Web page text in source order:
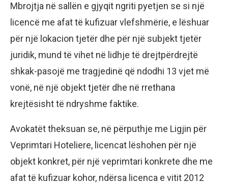
Mbrojtja në sallën e gjyqit ngriti pyetjen se si një
licencë me afat të kufizuar vlefshmërie, e lëshuar
për një lokacion tjetër dhe për një subjekt tjetër
juridik, mund të vihet në lidhje të drejtpërdrejtë
shkak-pasojë me tragjedinë që ndodhi 13 vjet më
vonë, në një objekt tjetër dhe në rrethana
krejtësisht të ndryshme faktike.
Avokatët theksuan se, në përputhje me Ligjin për
Veprimtari Hoteliere, licencat lëshohen për një
objekt konkret, për një veprimtari konkrete dhe me
afat të kufizuar kohor, ndërsa licenca e vitit 2012